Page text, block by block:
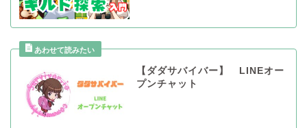
【ダダサバイバー】 LINEオー
プンチャット